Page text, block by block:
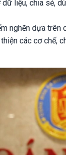
liệu, chia sẻ,
nghẽn dựa
các cơ chế,